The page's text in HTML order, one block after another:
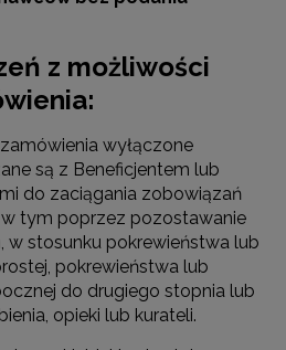
z możliwości
wyłączone
są z Beneficjentem lub
do zaciągania zobowiązań
w tym poprzez pozostawanie
w stosunku pokrewieństwa lub
pokrewieństwa lub
do drugiego stopnia lub
opieki lub kurateli.